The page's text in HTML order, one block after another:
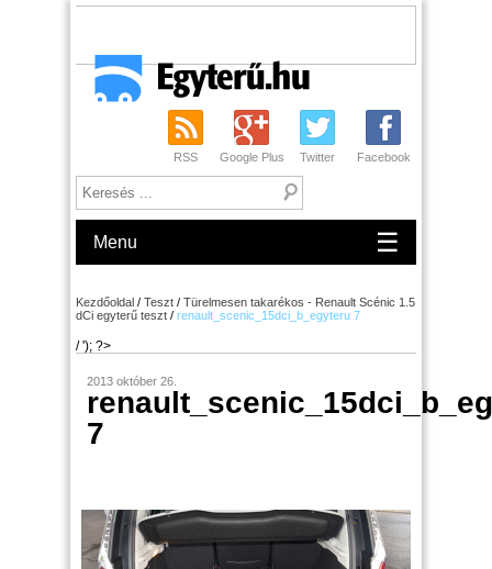
RSS Google Plus Twitter Facebook
Menu ☰
Kezdőoldal / Teszt / Türelmesen takarékos - Renault Scénic 1.5
dCi egyterű teszt / renault_scenic_15dci_b_egyteru 7
/ '); ?>
2013 október 26.
7